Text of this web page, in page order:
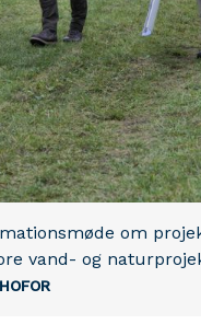
om
vand- og
HOFOR